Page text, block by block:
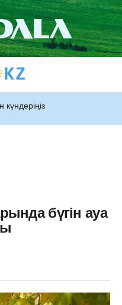
күндеріңіз
бүгін ауа